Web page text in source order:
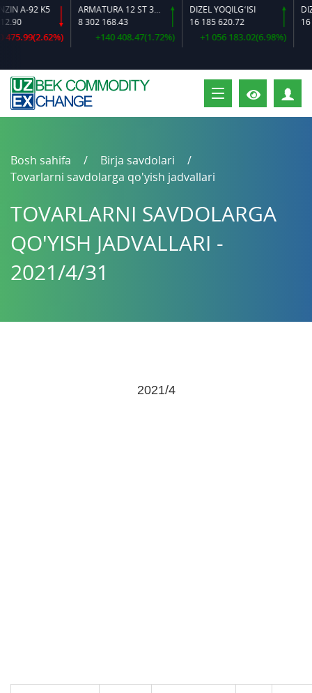
A-92 K5
ARMATURA 12 ST 35 GS O‘LCHAMLI
8 302 168.43
+140 408.47(1.72%)
DIZEL YOQILG‘ISI
16 185 620.72
+1 056 183.02(6.98%)
16
Bosh sahifa
Birja savdolari
Tovarlarni savdolarga qo'yish jadvallari
TOVARLARNI SAVDOLARGA
QO'YISH JADVALLARI -
2021/4/31
2021/4